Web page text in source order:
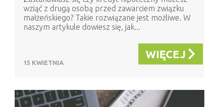
wziąć z drugą osobą przed zawarciem związku
małżeńskiego? Takie rozwiązane jest możliwe. W
naszym artykule dowiesz się, jak...
15 KWIETNIA
WIĘCEJ